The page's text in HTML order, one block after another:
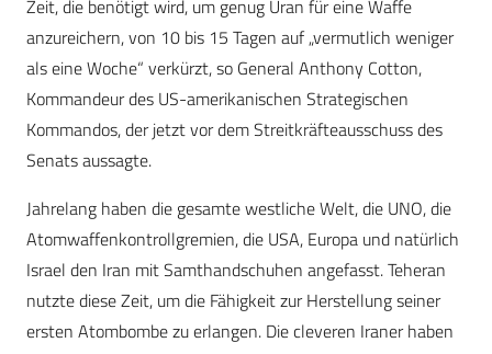
Zeit, die benötigt wird, um genug Uran für eine Waffe
anzureichern, von 10 bis 15 Tagen auf „vermutlich weniger
als eine Woche“ verkürzt, so General Anthony Cotton,
Kommandeur des US-amerikanischen Strategischen
Kommandos, der jetzt vor dem Streitkräfteausschuss des
Senats aussagte.
Jahrelang haben die gesamte westliche Welt, die UNO, die
Atomwaffenkontrollgremien, die USA, Europa und natürlich
Israel den Iran mit Samthandschuhen angefasst. Teheran
nutzte diese Zeit, um die Fähigkeit zur Herstellung seiner
ersten Atombombe zu erlangen. Die cleveren Iraner haben